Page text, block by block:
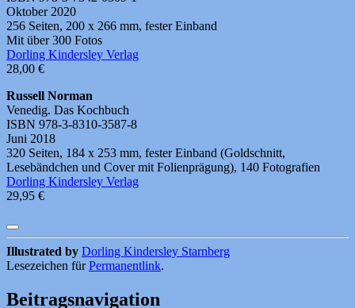
Oktober 2020
256 Seiten, 200 x 266 mm, fester Einband
Mit über 300 Fotos
Dorling Kindersley Verlag
28,00 €
Russell Norman
Venedig. Das Kochbuch
ISBN 978-3-8310-3587-8
Juni 2018
320 Seiten, 184 x 253 mm, fester Einband (Goldschnitt,
Lesebändchen und Cover mit Folienprägung), 140 Fotografien
Dorling Kindersley Verlag
29,95 €
Illustrated by Dorling Kindersley Starnberg
Lesezeichen fürPermanentlink.
Beitragsnavigation